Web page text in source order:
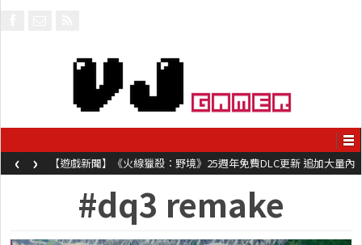
【遊戲新聞】《火線獵殺：野境》25週年免費DLC更新 追加大量內
容同時系舊作限時超平價折扣
‹ ›
#dq3 remake